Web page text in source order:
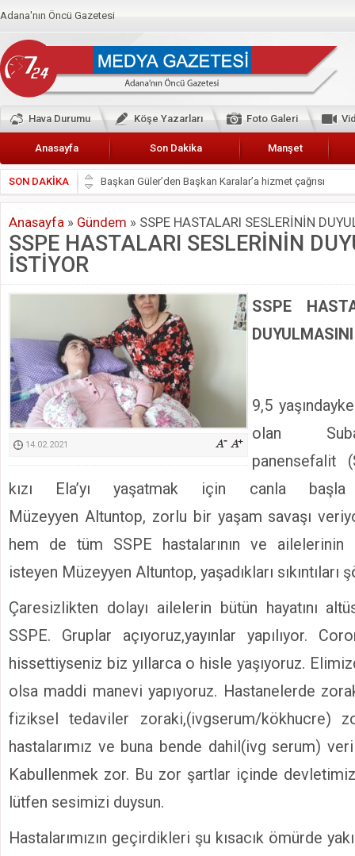
Adana'nın Öncü Gazetesi
Hava Durumu Köşe Yazarları Foto Galeri
Anasayfa Son Dakika Manşet
SON DAKİKA
Başkan Güler’den Başkan Karalar’a hizmet çağrısı
Lokantacılar ve Kebapçılar Esnaf Odası Başkanı Şefik
Hak-İş Abdurrahman Yücel
HDP İL BİNASININ ÖNÜNDE ANNELER TARİH
Hainler emellerine asla erişemeyecekler
BÖLGEMİZ ÇUKUROVA’DA 2019 YILI PAMUK
İyi Parti Yüreğir İlçe Başkanı Enis Akyürek
Kimyasallardan Koruma Derneği Başkanı Cennet Çelik
Anasayfa » Gündem » SSPE HASTALARI SESLERİNİN
SSPE HASTALARI SESLERİNİN
İSTİYOR
14.02.2021
SSPE
9,5
olan
panensefalit
kızı Ela’yı yaşatmak için canla
Müzeyyen Altuntop, zorlu bir yaşam savaşı
hem de tüm SSPE hastalarının ve ailelerinin
isteyen Müzeyyen Altuntop, yaşadıkları sıkıntıları
Çaresizlikten dolayı ailelerin bütün hayatını
SSPE. Gruplar açıyoruz,yayınlar yapılıyor.
hissettiyseniz biz yıllarca o hisle yaşıyoruz.
olsa maddi manevi yapıyoruz. Hastanelerde
fiziksel tedaviler zoraki,(ivgserum/kökhucre)
hastalarımız ve buna bende dahil(ivg serum)
Kabullenmek zor. Bu zor şartlar içinde devletimiz
lütfen sesimizi duysun.
Hastalarımızın geçirdikleri şu kısacık ömürde